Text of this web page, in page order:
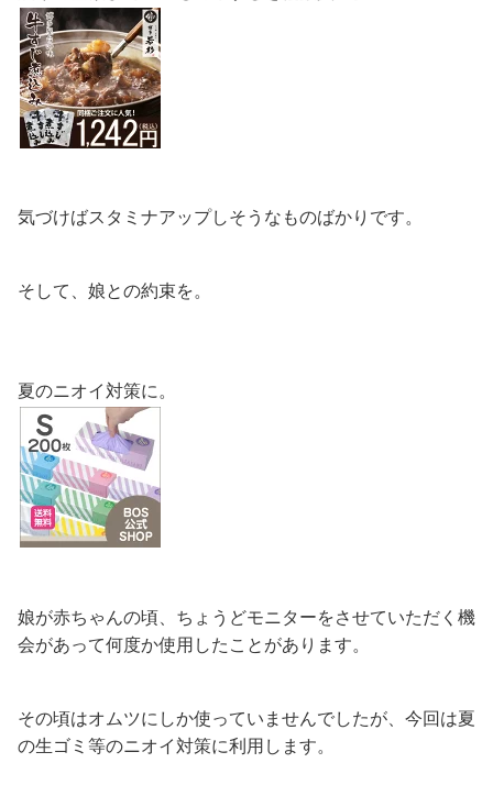
気づけばスタミナアップしそうなものばかりです。
そして、娘との約束を。
夏のニオイ対策に。
娘が赤ちゃんの頃、ちょうどモニターをさせていただく機
会があって何度か使用したことがあります。
その頃はオムツにしか使っていませんでしたが、今回は夏
の生ゴミ等のニオイ対策に利用します。